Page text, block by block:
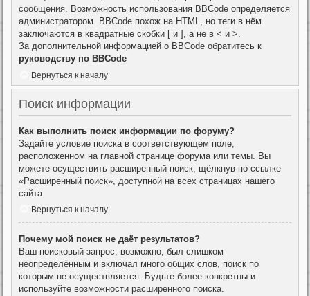
сообщения. Возможность использования BBCode определяется
администратором. BBCode похож на HTML, но теги в нём
заключаются в квадратные скобки [ и ], а не в < и >.
За дополнительной информацией о BBCode обратитесь к
руководству по BBCode
Вернуться к началу
Поиск информации
Как выполнить поиск информации по форуму?
Задайте условие поиска в соответствующем поле,
расположенном на главной странице форума или темы. Вы
можете осуществить расширенный поиск, щёлкнув по ссылке
«Расширенный поиск», доступной на всех страницах нашего
сайта.
Вернуться к началу
Почему мой поиск не даёт результатов?
Ваш поисковый запрос, возможно, был слишком
неопределённым и включал много общих слов, поиск по
которым не осуществляется. Будьте более конкретны и
используйте возможности расширенного поиска.